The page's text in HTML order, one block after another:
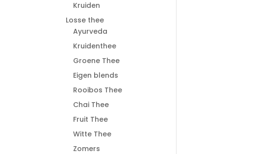
Kruiden
Losse thee
Ayurveda
Kruidenthee
Groene Thee
Eigen blends
Rooibos Thee
Chai Thee
Fruit Thee
Witte Thee
Zomers